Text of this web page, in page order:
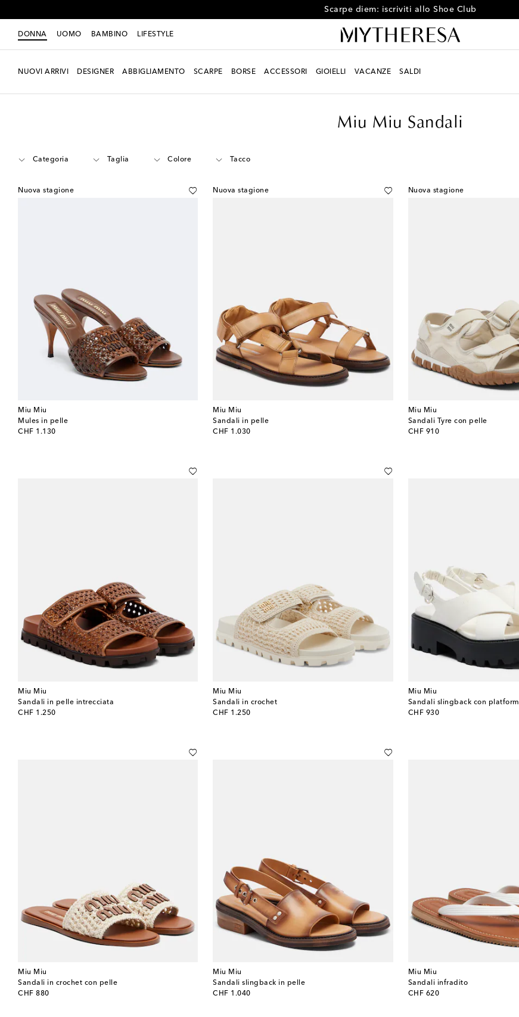
Scarpe diem: iscriviti allo Shoe Club
DONNA UOMO BAMBINO LIFESTYLE
NUOVI ARRIVI DESIGNER ABBIGLIAMENTO SCARPE BORSE ACCESSORI GIOIELLI VACANZE SALDI
Miu Miu Sandali
Categoria Taglia Colore Tacco
Nuova stagione
Miu Miu
Mules in pelle
CHF 1.130
original price
Nuova stagione
Miu Miu
Sandali in pelle
CHF 1.030
original price
Nuova stagione
Miu Miu
Sandali Tyre con pelle
CHF 910
original price
Miu Miu
Sandali in pelle intrecciata
CHF 1.250
original price
Miu Miu
Sandali in crochet
CHF 1.250
original price
Miu Miu
Sandali slingback con platform
CHF 930
original price
Miu Miu
Sandali in crochet con pelle
CHF 880
original price
Miu Miu
Sandali slingback in pelle
CHF 1.040
original price
Miu Miu
Sandali infradito
CHF 620
original price